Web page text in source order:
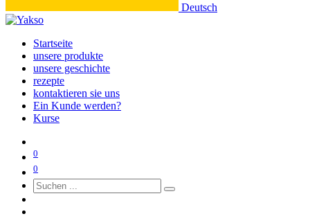
Deutsch
Startseite
unsere produkte
unsere geschichte
rezepte
kontaktieren sie uns
Ein Kunde werden?
Kurse
0
0